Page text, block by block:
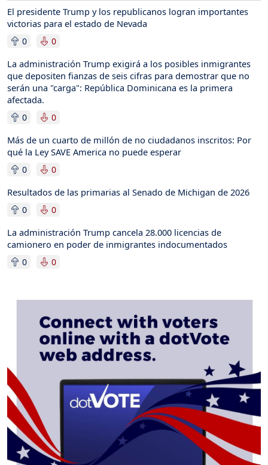
El presidente Trump y los republicanos logran importantes
victorias para el estado de Nevada
0 0
La administración Trump exigirá a los posibles inmigrantes
que depositen fianzas de seis cifras para demostrar que no
serán una "carga": República Dominicana es la primera
afectada.
0 0
Más de un cuarto de millón de no ciudadanos inscritos: Por
qué la Ley SAVE America no puede esperar
0 0
Resultados de las primarias al Senado de Michigan de 2026
0 0
La administración Trump cancela 28.000 licencias de
camionero en poder de inmigrantes indocumentados
0 0